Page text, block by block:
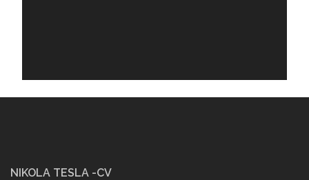
NIKOLA TESLA -CV